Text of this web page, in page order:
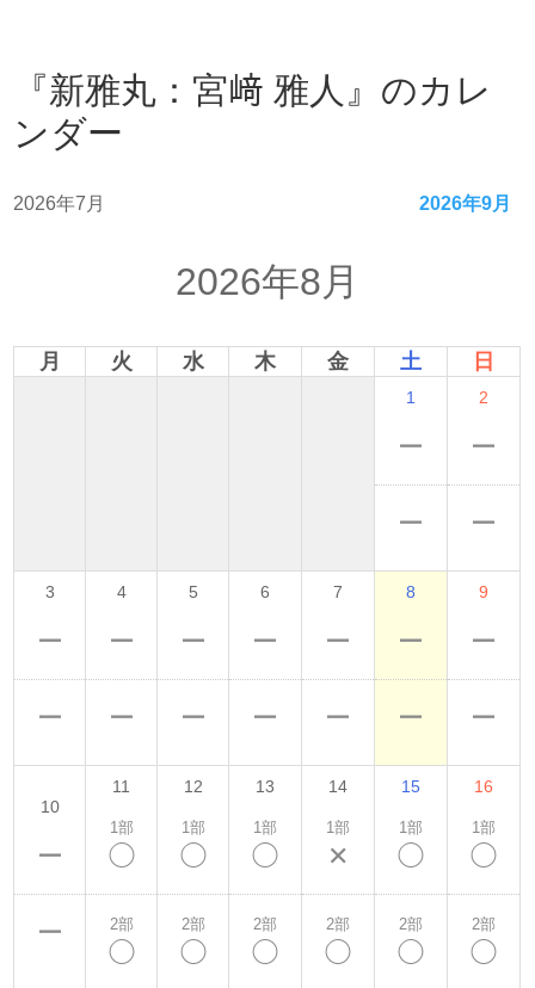
『新雅丸：宮﨑 雅人』のカレ
ンダー
2026年7月 2026年9月
2026年8月
月 火 水 木 金 土 日
1
ー
ー
2
ー
ー
3
ー
ー
4
ー
ー
5
ー
ー
6
ー
ー
7
ー
ー
8
ー
ー
9
ー
ー
10
ー
ー
11
1部
◯
2部
◯
12
1部
◯
2部
◯
13
1部
◯
2部
◯
14
1部
✕
2部
◯
15
1部
◯
2部
◯
16
1部
◯
2部
◯